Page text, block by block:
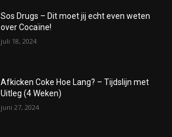
Sos Drugs – Dit moet jij echt even weten
over Cocaïne!
juli 18, 2024
Afkicken Coke Hoe Lang? – Tijdslijn met
Uitleg (4 Weken)
juni 27, 2024